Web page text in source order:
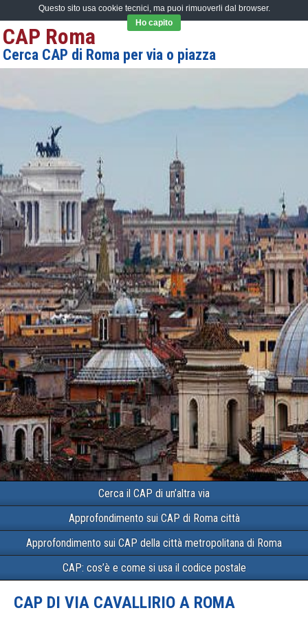
CAP Roma
Cerca CAP di Roma per via o piazza
Cerca il CAP di un’altra via
Approfondimento sui CAP di Roma città
Approfondimento sui CAP della città metropolitana di Roma
CAP: cos’è e come si usa il codice postale
CAP DI VIA CAVALLIRIO A ROMA
Questo sito usa cookie tecnici, ma puoi rimuoverli dal browser.
Ho capito